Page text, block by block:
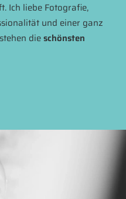
Ich liebe Fotografie,
und einer ganz
dieschönsten